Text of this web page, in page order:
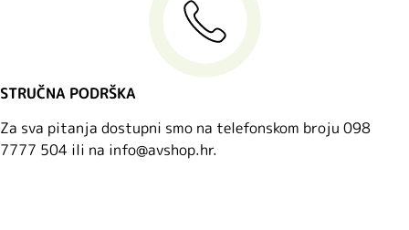
STRUČNA PODRŠKA
Za sva pitanja dostupni smo na telefonskom broju 098
7777 504 ili na info@avshop.hr.